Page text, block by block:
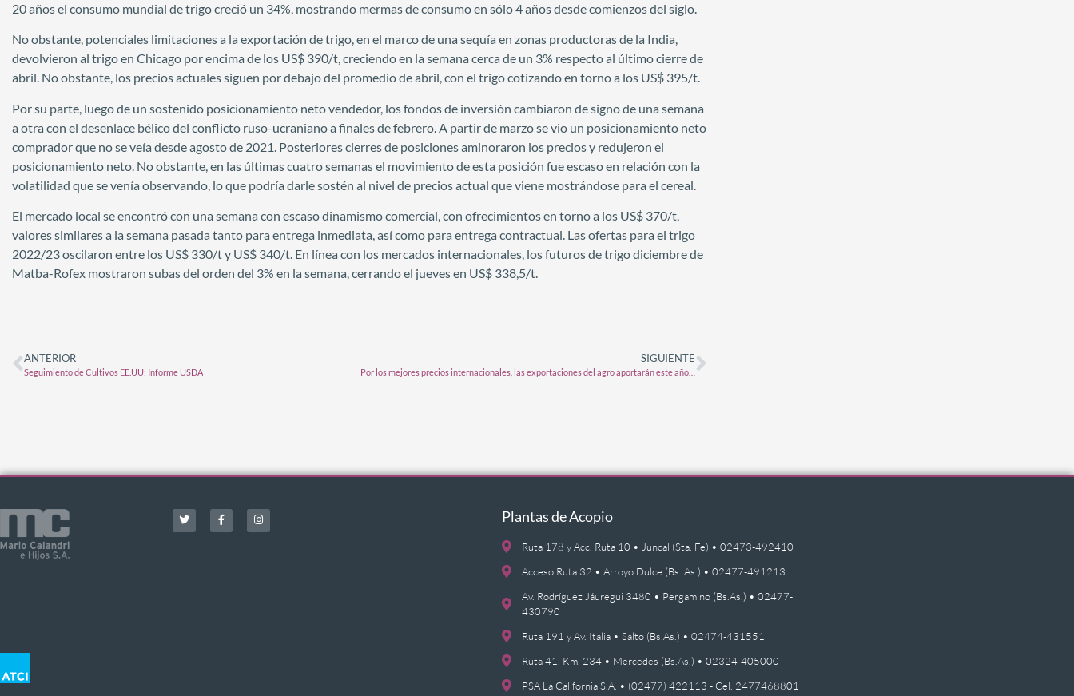
20 años el consumo mundial de trigo creció un 34%, mostrando mermas de consumo en sólo 4 años desde comienzos del siglo.
No obstante, potenciales limitaciones a la exportación de trigo, en el marco de una sequía en zonas productoras de la India,
devolvieron al trigo en Chicago por encima de los US$ 390/t, creciendo en la semana cerca de un 3% respecto al último cierre de
abril. No obstante, los precios actuales siguen por debajo del promedio de abril, con el trigo cotizando en torno a los US$ 395/t.
Por su parte, luego de un sostenido posicionamiento neto vendedor, los fondos de inversión cambiaron de signo de una semana
a otra con el desenlace bélico del conflicto ruso-ucraniano a finales de febrero. A partir de marzo se vio un posicionamiento neto
comprador que no se veía desde agosto de 2021. Posteriores cierres de posiciones aminoraron los precios y redujeron el
posicionamiento neto. No obstante, en las últimas cuatro semanas el movimiento de esta posición fue escaso en relación con la
volatilidad que se venía observando, lo que podría darle sostén al nivel de precios actual que viene mostrándose para el cereal.
El mercado local se encontró con una semana con escaso dinamismo comercial, con ofrecimientos en torno a los US$ 370/t,
valores similares a la semana pasada tanto para entrega inmediata, así como para entrega contractual. Las ofertas para el trigo
2022/23 oscilaron entre los US$ 330/t y US$ 340/t. En línea con los mercados internacionales, los futuros de trigo diciembre de
Matba-Rofex mostraron subas del orden del 3% en la semana, cerrando el jueves en US$ 338,5/t.
ANTERIOR
Seguimiento de Cultivos EE.UU: Informe USDA
SIGUIENTE
Por los mejores precios internacionales, las exportaciones del agro aportarán este año USD 16.000 millones más que en 2020
Plantas de Acopio
Ruta 178 y Acc. Ruta 10 • Juncal (Sta. Fe) • 02473-492410
Acceso Ruta 32 • Arroyo Dulce (Bs. As.) • 02477-491213
Av. Rodríguez Jáuregui 3480 • Pergamino (Bs.As.) • 02477-
430790
Ruta 191 y Av. Italia • Salto (Bs.As.) • 02474-431551
Ruta 41, Km. 234 • Mercedes (Bs.As.) • 02324-405000
PSA La California S.A. • (02477) 422113 - Cel. 2477468801